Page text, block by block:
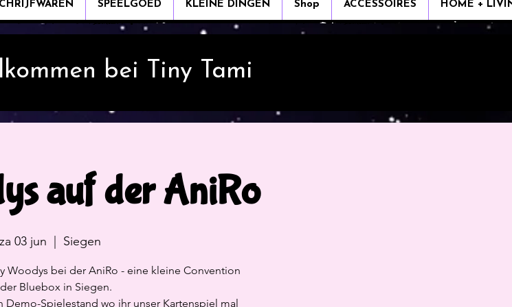
SPEELGOED KLEINE DINGEN Shop ACCESSOIRES HOME +
bei Tiny Tami
auf der AniRo
za 03 jun Siegen
Woodys bei der AniRo - eine kleine Convention
Bluebox in Siegen.
Demo-Spielestand wo ihr unser Kartenspiel mal